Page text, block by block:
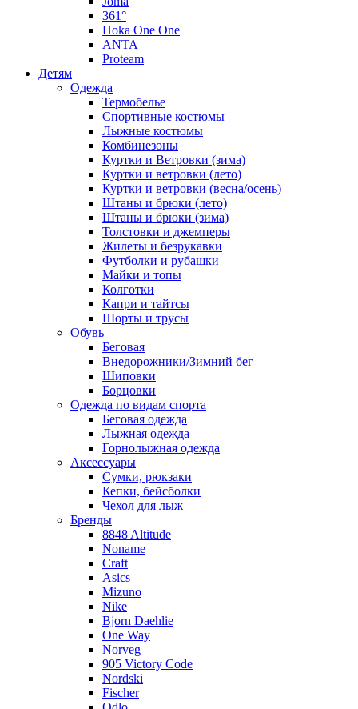
361°
Hoka One One
ANTA
Proteam
Детям
Одежда
Термобелье
Спортивные костюмы
Лыжные костюмы
Комбинезоны
Куртки и Ветровки (зима)
Куртки и ветровки (лето)
Куртки и ветровки (весна/осень)
Штаны и брюки (лето)
Штаны и брюки (зима)
Толстовки и джемперы
Жилеты и безрукавки
Футболки и рубашки
Майки и топы
Колготки
Капри и тайтсы
Шорты и трусы
Обувь
Беговая
Внедорожники/Зимний бег
Шиповки
Борцовки
Одежда по видам спорта
Беговая одежда
Лыжная одежда
Горнолыжная одежда
Аксессуары
Сумки, рюкзаки
Кепки, бейсболки
Чехол для лыж
Бренды
8848 Altitude
Noname
Craft
Asics
Mizuno
Nike
Bjorn Daehlie
One Way
Norveg
905 Victory Code
Nordski
Fischer